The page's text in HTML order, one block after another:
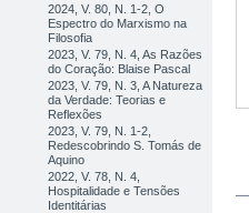
2024, V. 80, N. 1-2, O
Espectro do Marxismo na
Filosofia
2023, V. 79, N. 4, As Razões
do Coração: Blaise Pascal
2023, V. 79, N. 3, A Natureza
da Verdade: Teorias e
Reflexões
2023, V. 79, N. 1-2,
Redescobrindo S. Tomás de
Aquino
2022, V. 78, N. 4,
Hospitalidade e Tensões
Identitárias